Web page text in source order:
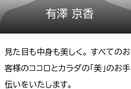
有澤 京香
見た目も中身も美しく。 すべてのお
客様のココロとカラダの「美」のお手
伝いをいたします。